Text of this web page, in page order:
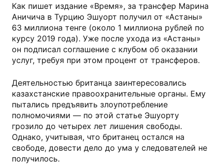
Как пишет издание «Время», за трансфер Марина
Аничича в Турцию Эшуорт получил от «Астаны»
63 миллиона тенге (около 1 миллиона рублей по
курсу 2019 года). Уже после ухода из «Астаны»
он подписал соглашение с клубом об оказании
услуг, требуя при этом процент от трансферов.
Деятельностью британца заинтересовались
казахстанские правоохранительные органы. Ему
пытались предъявить злоупотребление
полномочиями — по этой статье Эшуорту
грозило до четырех лет лишения свободы.
Однако, учитывая, что британец остался на
свободе, довести дело до ума у следователей не
получилось.